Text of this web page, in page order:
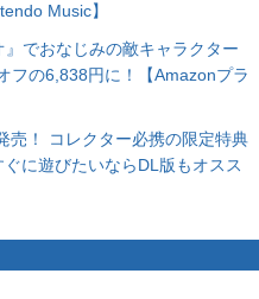
Music】
』でおなじみの敵キャラクター
フの6,838円に！【Amazonプラ
売！ コレクター必携の限定特典
に遊びたいならDL版もオスス